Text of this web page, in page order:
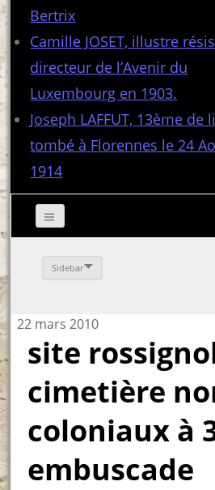
Bertrix
Camille JOSET, illustre
directeur de l’Avenir du
Luxembourg en 1903.
Joseph LAFFUT, 13ème de
tombé à Florennes le 24
1914
Sidebar
22 mars 2010
site
cimetière
coloniaux à
embuscade